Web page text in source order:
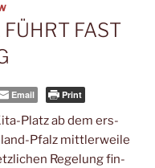
FAST
Email Print
Platz ab dem ers­
Pfalz mitt­ler­wei­le
Rege­lung fin­